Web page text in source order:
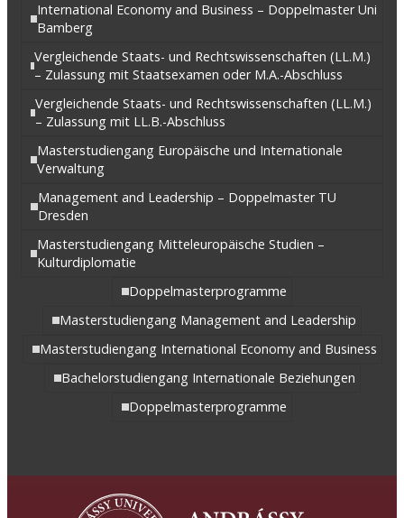
International Economy and Business – Doppelmaster Uni
Bamberg
Vergleichende Staats- und Rechtswissenschaften (LL.M.)
– Zulassung mit Staatsexamen oder M.A.-Abschluss
Vergleichende Staats- und Rechtswissenschaften (LL.M.)
– Zulassung mit LL.B.-Abschluss
Masterstudiengang Europäische und Internationale
Verwaltung
Management and Leadership – Doppelmaster TU
Dresden
Masterstudiengang Mitteleuropäische Studien –
Kulturdiplomatie
Doppelmasterprogramme
Masterstudiengang Management and Leadership
Masterstudiengang International Economy and Business
Bachelorstudiengang Internationale Beziehungen
Doppelmasterprogramme